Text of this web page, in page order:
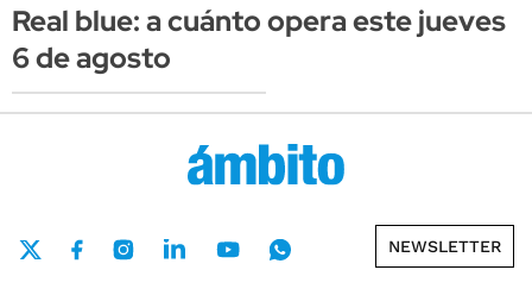
Real blue: a cuánto opera este jueves
6 de agosto
NEWSLETTER